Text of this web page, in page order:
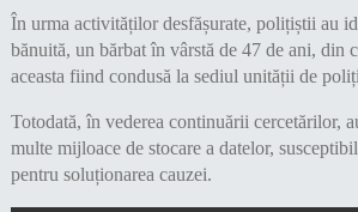
În urma activităților desfășurate, polițiștii au
bănuită, un bărbat în vârstă de 47 de ani, din
aceasta fiind condusă la sediul unității de
Totodată, în vederea continuării cercetărilor,
multe mijloace de stocare a datelor,
pentru soluționarea cauzei.